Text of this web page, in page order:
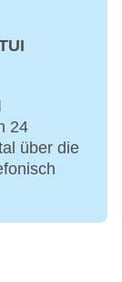
24
über die